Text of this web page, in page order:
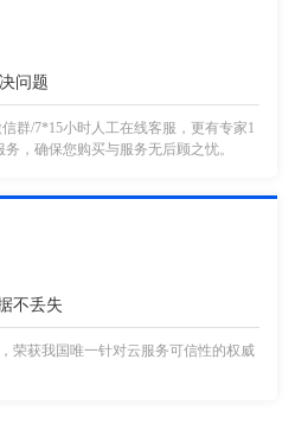
问题
群/7*15小时人工在线客服，更有专家1
，确保您购买与服务无后顾之忧。
不丢失
荣获我国唯一针对云服务可信性的权威